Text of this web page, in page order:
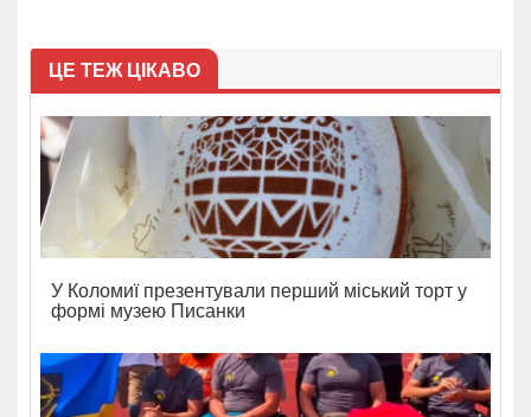
ЦЕ ТЕЖ ЦІКАВО
У Коломиї презентували перший міський торт у
формі музею Писанки